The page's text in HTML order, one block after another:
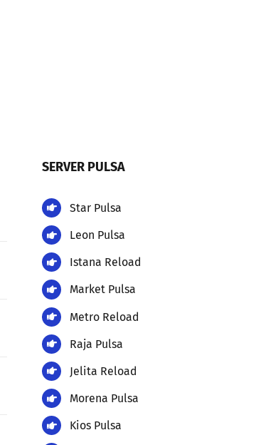
SERVER PULSA
Star Pulsa
Leon Pulsa
Istana Reload
Market Pulsa
Metro Reload
Raja Pulsa
Jelita Reload
Morena Pulsa
Kios Pulsa